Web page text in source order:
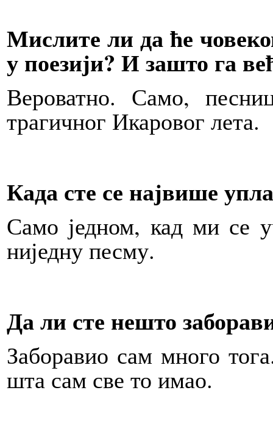
Мислите ли да ће
у поезији? И зашто га
Вероватно. Само,
трагичног Икаровог лета.
Када сте се највише
Само једном, кад ми се
ниједну песму.
Да ли сте нешто
Заборавио сам много
шта сам све то имао.